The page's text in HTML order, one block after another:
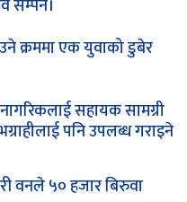
सम्पन।
क्रममा एक युवाको डुबेर
सहायक सामग्री
पनि उपलब्ध गराइने
वनले ५० हजार बिरुवा